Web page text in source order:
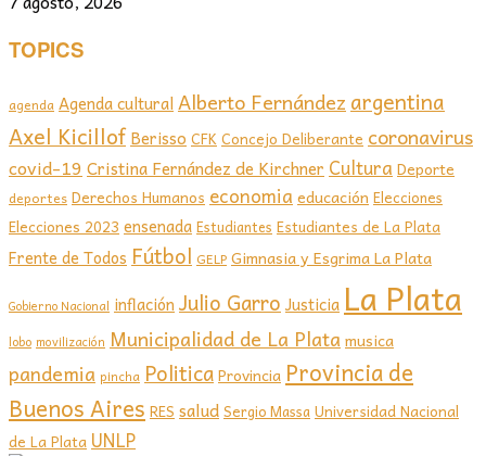
TOPICS
agenda Agenda culturalAlberto Fernández argentina
Axel Kicillof Berisso CFKConcejo Deliberante coronavirus
covid-19 Cristina Fernández de Kirchner Cultura Deporte
deportes Derechos Humanos economia educación Elecciones
Elecciones 2023 ensenada Estudiantes Estudiantes de La Plata
Frente de Todos Fútbol GELP Gimnasia y Esgrima La Plata
Gobierno Nacional inflación Julio Garro Justicia La Plata
lobo movilización Municipalidad de La Plata musica
pandemia pincha PoliticaProvincia Provincia de
Buenos Aires RES saludSergio MassaUniversidad Nacional
de La Plata UNLP